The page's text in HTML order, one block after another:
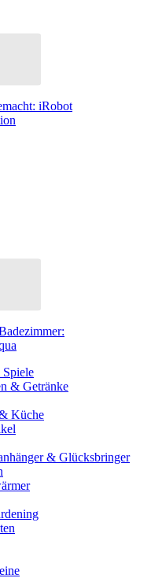
iRobot
& Getränke
Küche
& Glücksbringer